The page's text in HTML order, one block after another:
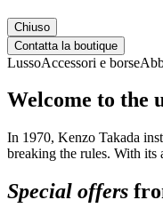
Chiuso
Contatta la boutique
LussoAccessori e borse
Welcome to the
In 1970, Kenzo Takada
breaking the rules. With
Special offers